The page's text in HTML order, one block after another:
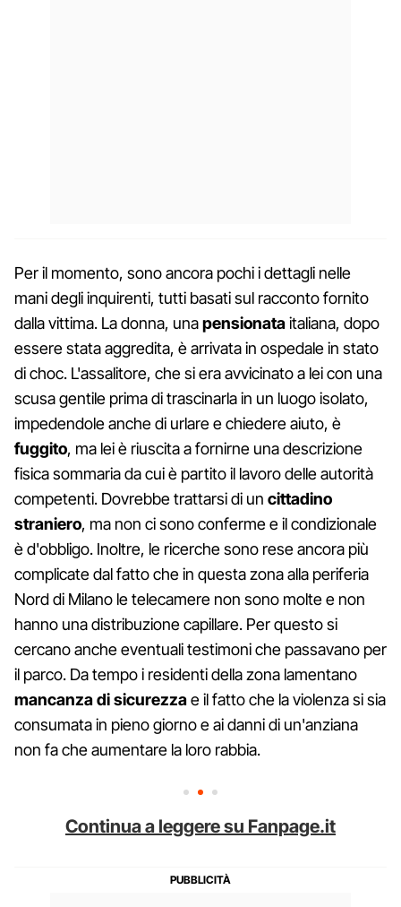
Per il momento, sono ancora pochi i dettagli nelle
mani degli inquirenti, tutti basati sul racconto fornito
dalla vittima. La donna, unapensionataitaliana, dopo
essere stata aggredita, è arrivata in ospedale in stato
di choc. L'assalitore, che si era avvicinato a lei con una
scusa gentile prima di trascinarla in un luogo isolato,
impedendole anche di urlare e chiedere aiuto, è
fuggito, ma lei è riuscita a fornirne una descrizione
fisica sommaria da cui è partito il lavoro delle autorità
competenti. Dovrebbe trattarsi di un cittadino
straniero, ma non ci sono conferme e il condizionale
è d'obbligo. Inoltre, le ricerche sono rese ancora più
complicate dal fatto che in questa zona alla periferia
Nord di Milano le telecamere non sono molte e non
hanno una distribuzione capillare. Per questo si
cercano anche eventuali testimoni che passavano per
il parco. Da tempo i residenti della zona lamentano
mancanza di sicurezzae il fatto che la violenza si sia
consumata in pieno giorno e ai danni di un'anziana
non fa che aumentare la loro rabbia.
Continua a leggere su Fanpage.it